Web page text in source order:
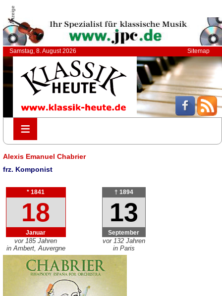
Anzeige
Samstag, 8. August 2026 Sitemap
≡
≡
Alexis Emanuel Chabrier
frz. Komponist
* 1841
18
Januar
vor 185 Jahren
in Ambert, Auvergne
† 1894
13
September
vor 132 Jahren
in Paris